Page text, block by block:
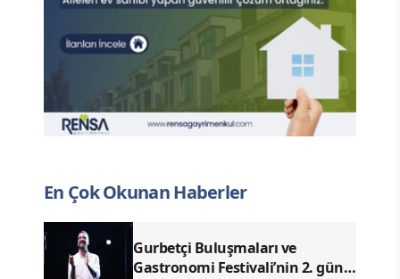
En Çok Okunan Haberler
Gurbetçi Buluşmaları ve
Gastronomi Festivali’nin 2. günü